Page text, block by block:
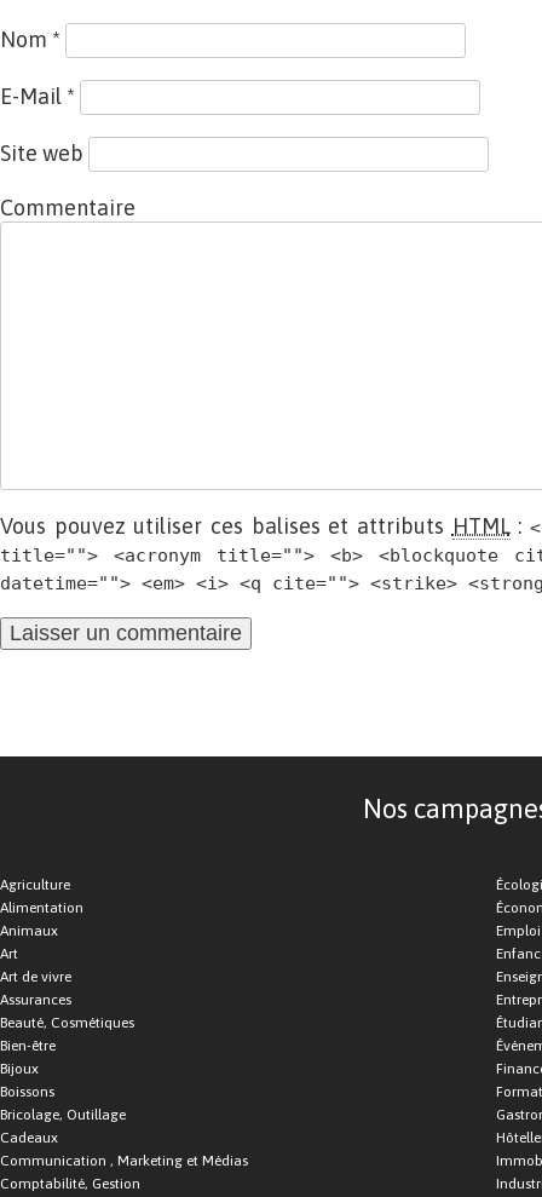
Nom *
E-Mail *
Site web
Commentaire
Vous pouvez utiliser ces balises et attributs HTML:
title=""> <acronym title=""> <b> <blockquote
datetime=""> <em> <i> <q cite=""> <strike>
Nos
Agriculture
Alimentation
Animaux
Art
Art de vivre
Assurances
Beauté, Cosmétiques
Bien-être
Bijoux
Boissons
Bricolage, Outillage
Cadeaux
Communication , Marketing et Médias
Comptabilité, Gestion
Emploi